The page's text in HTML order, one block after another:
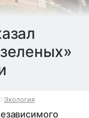
Экология